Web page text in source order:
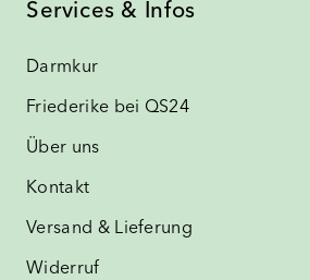
Services & Infos
Darmkur
Friederike bei QS24
Über uns
Kontakt
Versand & Lieferung
Widerruf